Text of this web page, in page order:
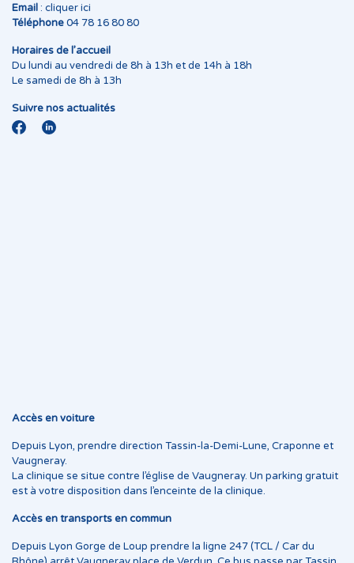
Email : cliquer ici
Téléphone04 78 16 80 80
Horaires de l’accueil
Du lundi au vendredi de 8h à 13h et de 14h à 18h
Le samedi de 8h à 13h
Suivre nos actualités
Accès en voiture
Depuis Lyon, prendre direction Tassin-la-Demi-Lune, Craponne et
Vaugneray.
La clinique se situe contre l’église de Vaugneray. Un parking gratuit
est à votre disposition dans l’enceinte de la clinique.
Accès en transports en commun
Depuis Lyon Gorge de Loup prendre la ligne 247 (TCL / Car du